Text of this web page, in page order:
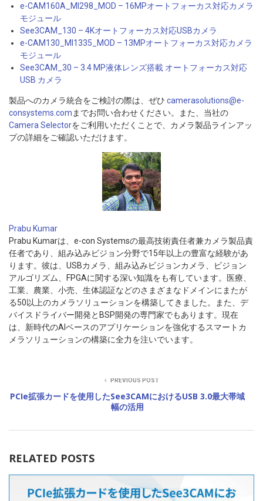
e-CAM160A_MI298_MOD – 16MPオートフォーカス対応カメラ
モジュール
See3CAM_130 – 4Kオートフォーカス対応USBカメラ
e-CAM130_MI1335_MOD – 13MPオートフォーカス対応カメラ
モジュール
See3CAM_30 – 3.4 MP液体レンズ搭載 オートフォーカス対応
USB カメラ
製品へのカメラ統合をご検討の際は、ぜひ camerasolutions@e-
consystems.com までお問い合わせください。また、当社の
Camera Selectorをご利用いただくことで、カメラ製品ラインアッ
プの詳細をご確認いただけます。
Prabu Kumar
Prabu Kumarは、e-con Systemsの最高技術責任者兼カメラ製品責
任者であり、組み込みビジョン分野で15年以上の豊富な経験があ
ります。彼は、USBカメラ、組み込みビジョンカメラ、ビジョン
アルゴリズム、FPGAに関する深い知識をも有しています。医療、
工業、農業、小売、生体認証などのさまざまなドメインにまたが
る50以上のカメラソリューションを構築してきました。また、デ
バイスドライバー開発とBSP開発の専門家でもあります。現在
は、新時代のAIベースのアプリケーションを強化するスマートカ
メラソリューションの構築に全力を注いでいます。
PREVIOUS POST
PCIe拡張カードを使用したSee3CAMにおけるUSB 3.0最大帯域
幅の活用
RELATED POSTS